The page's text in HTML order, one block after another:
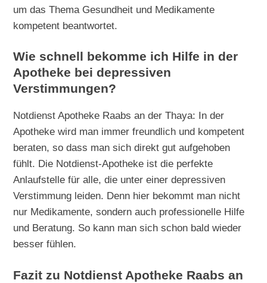
um das Thema Gesundheit und Medikamente
kompetent beantwortet.
Wie schnell bekomme ich Hilfe in der
Apotheke bei depressiven
Verstimmungen?
Notdienst Apotheke Raabs an der Thaya: In der
Apotheke wird man immer freundlich und kompetent
beraten, so dass man sich direkt gut aufgehoben
fühlt. Die Notdienst-Apotheke ist die perfekte
Anlaufstelle für alle, die unter einer depressiven
Verstimmung leiden. Denn hier bekommt man nicht
nur Medikamente, sondern auch professionelle Hilfe
und Beratung. So kann man sich schon bald wieder
besser fühlen.
Fazit zu Notdienst Apotheke Raabs an